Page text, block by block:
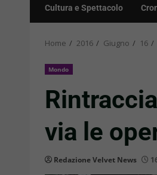
Cultura e Spettacolo
Home 2016 Giugno 16
Mondo
via le
Redazione Velvet News